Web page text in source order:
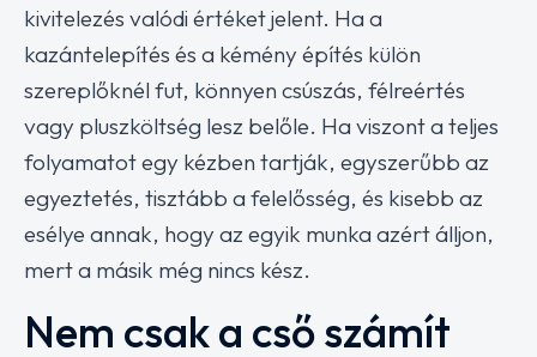
kivitelezés valódi értéket jelent. Ha a
kazántelepítés és a kémény építés külön
szereplőknél fut, könnyen csúszás, félreértés
vagy pluszköltség lesz belőle. Ha viszont a teljes
folyamatot egy kézben tartják, egyszerűbb az
egyeztetés, tisztább a felelősség, és kisebb az
esélye annak, hogy az egyik munka azért álljon,
mert a másik még nincs kész.
Nem csak a cső számít